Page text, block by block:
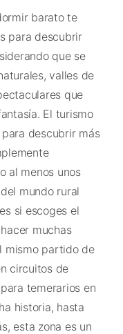
barato te
para descubrir
que se
valles de
que
El turismo
descubrir más
al menos unos
mundo rural
si escoges el
muchas
mismo partido de
circuitos de
temerarios en
historia, hasta
esta zona es un